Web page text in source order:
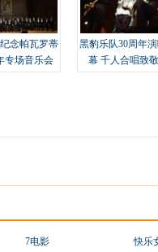
念帕瓦罗蒂
专场音乐会
黑豹乐队30周年
幕 千人合唱致
7电影
快乐